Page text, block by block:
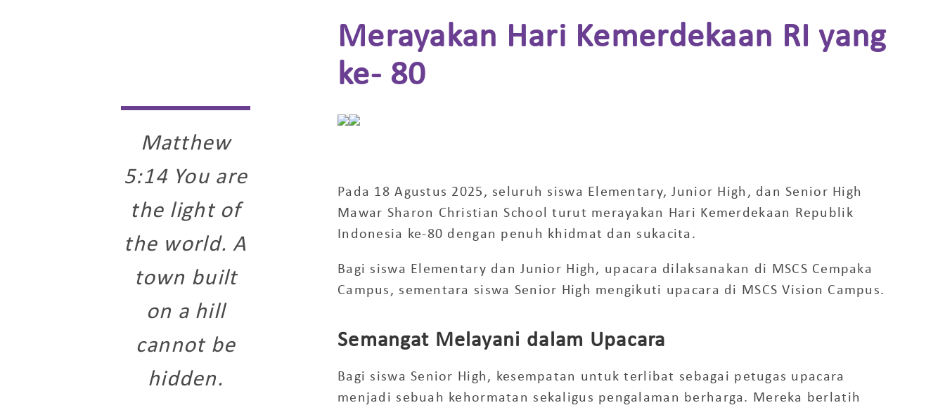
Matthew
5:14 You are
the light of
the world. A
town built
on a hill
cannot be
hidden.
Merayakan Hari Kemerdekaan RI yang
ke- 80
Pada 18 Agustus 2025 , seluruh siswa Elementary, Junior High, dan Senior High
Mawar Sharon Christian School
turut merayakan
Hari Kemerdekaan Republik
Indonesia ke-80 dengan penuh khidmat dan sukacita.
Bagi siswa Elementary danJunior High , upacara dilaksanakan di MSCS Cempaka
Campus , sementara siswa Senior High mengikuti upacara di MSCS Vision Campus.
Semangat Melayani dalam Upacara
Bagi siswa Senior High, kesempatan untuk terlibat sebagai petugas upacara
menjadi sebuah kehormatan sekaligus pengalaman berharga. Mereka berlatih